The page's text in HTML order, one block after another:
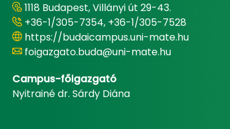
1118 Budapest, Villányi út 29-43.
+36-1/305-7354, +36-1/305-7528
https://budaicampus.uni-mate.hu
foigazgato.buda@uni-mate.hu
Campus-főigazgató
Nyitrainé dr. Sárdy Diána